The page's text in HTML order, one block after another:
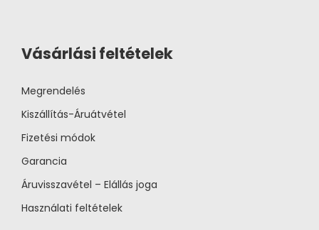
Vásárlási feltételek
Megrendelés
Kiszállítás-Áruátvétel
Fizetési módok
Garancia
Áruvisszavétel – Elállás joga
Használati feltételek